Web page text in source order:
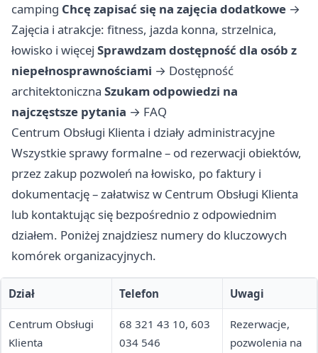
camping Chcę zapisać się na zajęcia dodatkowe →
Zajęcia i atrakcje: fitness, jazda konna, strzelnica,
łowisko i więcej Sprawdzam dostępność dla osób z
niepełnosprawnościami → Dostępność
architektoniczna Szukam odpowiedzi na
najczęstsze pytania → FAQ
Centrum Obsługi Klienta i działy administracyjne
Wszystkie sprawy formalne – od rezerwacji obiektów,
przez zakup pozwoleń na łowisko, po faktury i
dokumentację – załatwisz w Centrum Obsługi Klienta
lub kontaktując się bezpośrednio z odpowiednim
działem. Poniżej znajdziesz numery do kluczowych
komórek organizacyjnych.
Dział Telefon Uwagi
Centrum Obsługi
Klienta
68 321 43 10, 603
034 546
Rezerwacje,
pozwolenia na